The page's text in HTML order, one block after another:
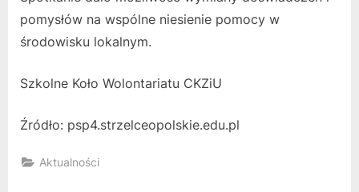
pomysłów na wspólne niesienie pomocy w
środowisku lokalnym.
Szkolne Koło Wolontariatu CKZiU
Źródło: psp4.strzelceopolskie.edu.pl
Aktualności